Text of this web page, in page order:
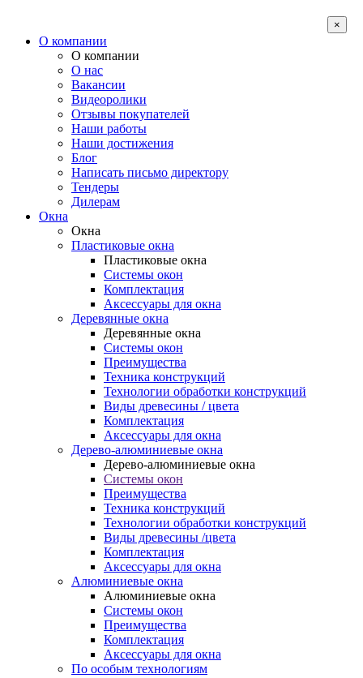
О компании
О компании
О нас
Вакансии
Видеоролики
Отзывы покупателей
Наши работы
Наши достижения
Блог
Написать письмо директору
Тендеры
Дилерам
Окна
Окна
Пластиковые окна
Пластиковые окна
Системы окон
Комплектация
Аксессуары для окна
Деревянные окна
Деревянные окна
Системы окон
Преимущества
Техника конструкций
Технологии обработки конструкций
Виды древесины / цвета
Комплектация
Аксессуары для окна
Дерево-алюминиевые окна
Дерево-алюминиевые окна
Системы окон
Преимущества
Техника конструкций
Технологии обработки конструкций
Виды древесины /цвета
Комплектация
Аксессуары для окна
Алюминиевые окна
Алюминиевые окна
Системы окон
Преимущества
Комплектация
Аксессуары для окна
По особым технологиям
×